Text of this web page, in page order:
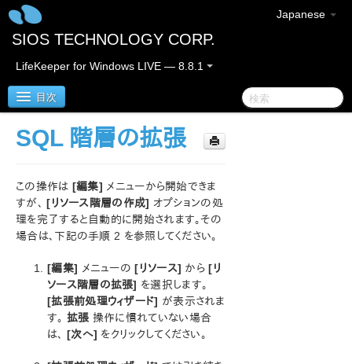
Japanese
SIOS TECHNOLOGY CORP.
LifeKeeper for Windows LIVE — 8.8.1
目次
SIOS Protection Suite for Windows
SIOS Protection Suite for Windows リリースノート
SIOS Protection Suite for Windows クイックスタート
ガイド
AWS Direct Connect クイックスタートガイド
AWS VPC ピア接続クイックスタートガイド
SQL 階層の拡張
この操作は [編集] メニューから開始できま
すが、[リソース階層の作成] オプションの処
理を完了すると自動的に開始されます。その
場合は、下記の手順 2 を参照してください。
[編集] メニューの[リソース] から[リ
ソース階層の拡張] を選択します。
[拡張前処理ウィザード] が表示されま
す。 拡張 操作に慣れていない場合
は、 [次へ] をクリックしてください。